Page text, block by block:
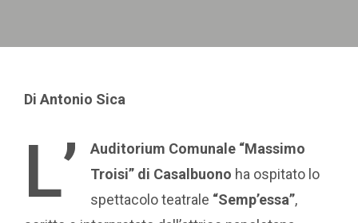
Di Antonio Sica
L’
Auditorium Comunale “Massimo
Troisi” di Casalbuono ha ospitato lo
spettacolo teatrale “Semp’essa”,